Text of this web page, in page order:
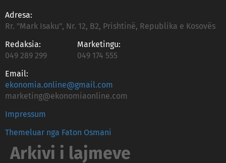
Adresa:
Rr. "Mark Isaku", Nr. 12, B2, Prishtinë, Republika e Kosovës
Redaksia:
049 289 299
Marketingu:
049 174 555
Email:
ekonomia.online@gmail.com
marketing@ekonomiaonline.com
Impressum
Themeluar nga Faton Osmani
Arkivi i lajmeve